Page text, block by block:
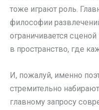
тоже играют роль.
философии
ограничивается
в пространство, где
И, пожалуй, именно
стремительно
главному запросу